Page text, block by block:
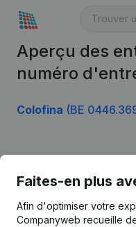
Aperçu des
numéro
Colofina (BE
Faites-en plus
Afin d'optimiser votre
Companyweb recueille
Français